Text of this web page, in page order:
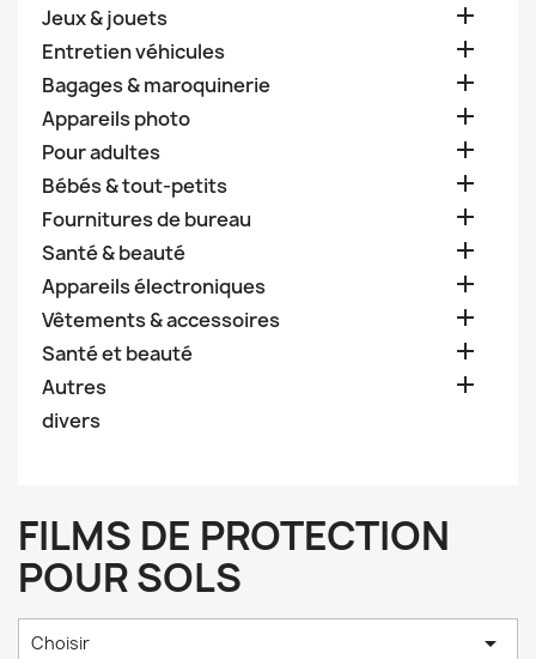
Jeux & jouets 
Entretien véhicules 
Bagages & maroquinerie 
Appareils photo 
Pour adultes 
Bébés & tout-petits 
Fournitures de bureau 
Santé & beauté 
Appareils électroniques 
Vêtements & accessoires 
Santé et beauté 
Autres 
divers
FILMS DE PROTECTION
POUR SOLS
Choisir 